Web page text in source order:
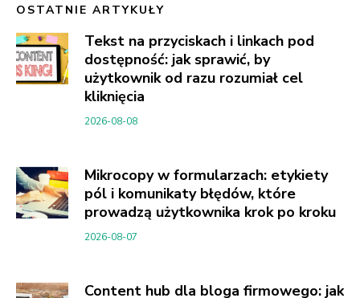
OSTATNIE ARTYKUŁY
Tekst na przyciskach i linkach pod
dostępność: jak sprawić, by
użytkownik od razu rozumiał cel
kliknięcia
2026-08-08
Mikrocopy w formularzach: etykiety
pól i komunikaty błędów, które
prowadzą użytkownika krok po kroku
2026-08-07
Content hub dla bloga firmowego: jak